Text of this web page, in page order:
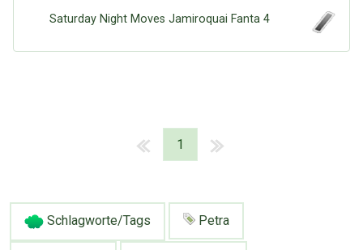
Saturday Night Moves Jamiroquai Fanta 4
1
Schlagworte/Tags Petra